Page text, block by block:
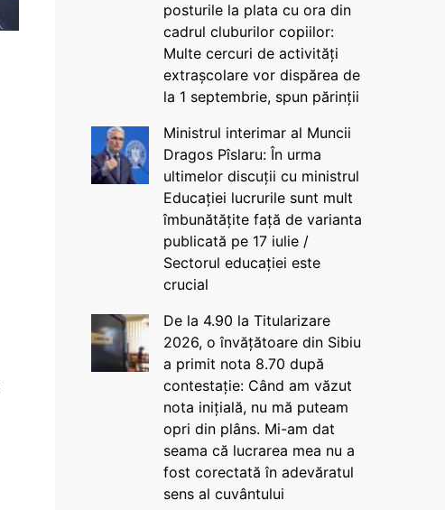
posturile la plata cu ora din
cadrul cluburilor copiilor:
Multe cercuri de activități
extrașcolare vor dispărea de
la 1 septembrie, spun părinții
Ministrul interimar al Muncii
Dragos Pîslaru: În urma
ultimelor discuții cu ministrul
Educației lucrurile sunt mult
îmbunătățite față de varianta
publicată pe 17 iulie /
Sectorul educației este
crucial
De la 4.90 la Titularizare
2026, o învățătoare din Sibiu
a primit nota 8.70 după
contestație: Când am văzut
nota inițială, nu mă puteam
opri din plâns. Mi-am dat
seama că lucrarea mea nu a
fost corectată în adevăratul
sens al cuvântului